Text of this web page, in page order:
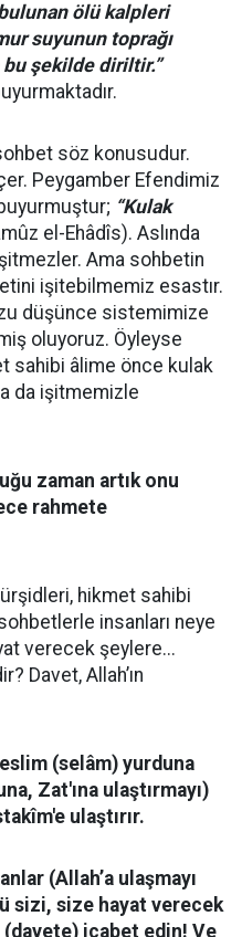
ölü kalpleri
suyunun toprağı
şekilde diriltir.”
söz konusudur.
Peygamber Efendimiz
“Kulak
el-Ehâdîs). Aslında
Ama sohbetin
işitebilmemiz esastır.
düşünce sistemimize
oluyoruz. Öyleyse
sahibi âlime önce kulak
da işitmemizle
zaman artık onu
rahmete
hikmet sahibi
insanları neye
verecek şeylere...
Davet, Allah’ın
(selâm) yurduna
Zat'ına ulaştırmayı)
ulaştırır.
(Allah’a ulaşmayı
sizi, size hayat verecek
icabet edin! Ve